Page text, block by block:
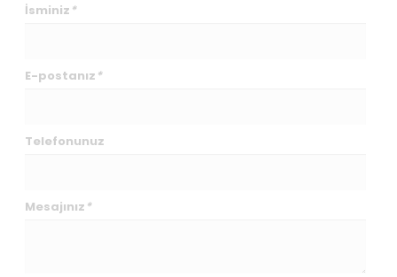
İsminiz *
E-postanız *
Telefonunuz
Mesajınız *